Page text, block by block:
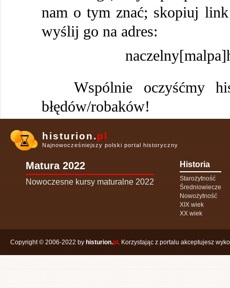
nam o tym znać; skopiuj
wyślij go na adres:
Wspólnie oczyśćmy
błędów/robaków!
histurion.pl
Najnowocześniejszy polski portal historyczny
Matura 2022
Nowoczesne kursy maturalne 2022
Historia
Starożytność
Średniowiecze
Nowożytność
XIX wiek
XX wiek
Copyright © 2006-2022 by histurion.pl . Korzystając z portalu akceptujesz